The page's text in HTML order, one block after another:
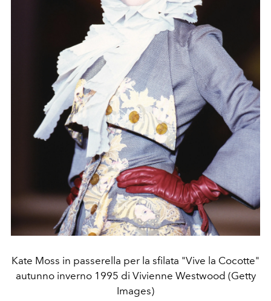
Kate Moss in passerella per la sfilata "Vive la Cocotte"
autunno inverno 1995 di Vivienne Westwood (Getty
Images)